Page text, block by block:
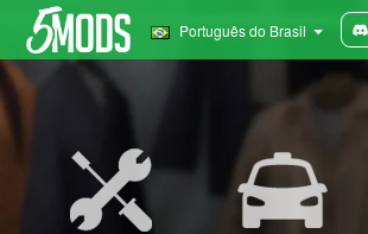
Português do Brasil